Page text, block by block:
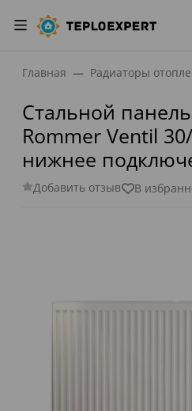
Главная Радиаторы
Стальной
Rommer Ventil
нижнее
Добавить отзыв В